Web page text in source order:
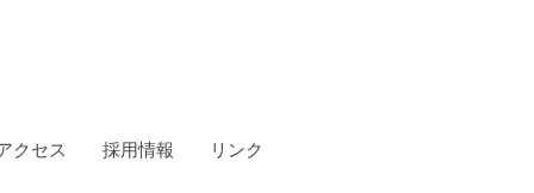
クセス 採用情報 リンク